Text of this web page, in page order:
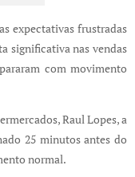
expectativas frustradas
significativa nas vendas
com movimento
Raul Lopes, a
25 minutos antes do
normal.